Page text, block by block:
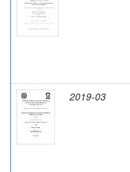
2019-03